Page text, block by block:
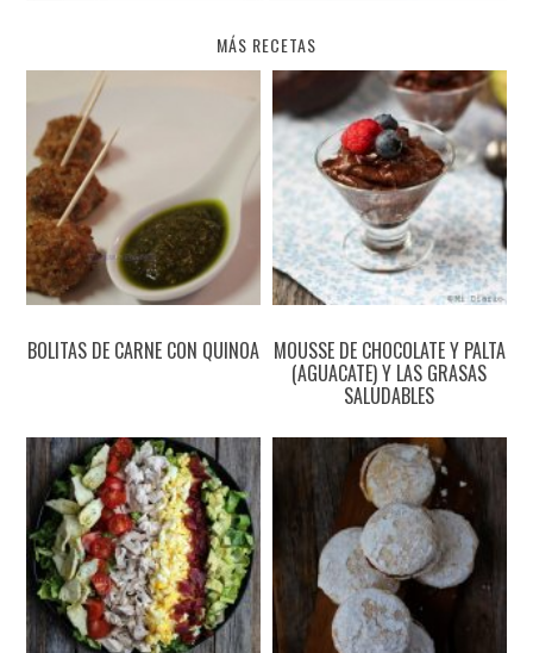
MÁS RECETAS
BOLITAS DE CARNE CON QUINOA MOUSSE DE CHOCOLATE Y PALTA
(AGUACATE) Y LAS GRASAS
SALUDABLES